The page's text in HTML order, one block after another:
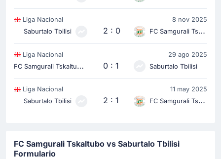
Liga Nacional
8 nov 2025
Saburtalo Tbilisi
2 : 0 FC Samgurali Tskaltubo
Liga Nacional 29 ago 2025
F
C Samgurali Tskaltubo 0 : 1 Saburtalo Tbilisi
Liga Nacional
11 may 2025
Saburtalo Tbilisi
2 : 1 FC Samgurali Tskaltubo
FC Samgurali Tskaltubo vs Saburtalo Tbilisi
Formulario